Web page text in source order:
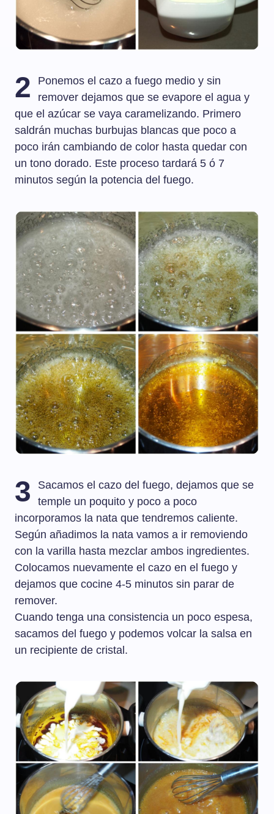
2
Ponemos el cazo a fuego medio y sin
remover dejamos que se evapore el agua y
que el azúcar se vaya caramelizando. Primero
saldrán muchas burbujas blancas que poco a
poco irán cambiando de color hasta quedar con
un tono dorado. Este proceso tardará 5 ó 7
minutos según la potencia del fuego.
3
Sacamos el cazo del fuego, dejamos que se
temple un poquito y poco a poco
incorporamos la nata que tendremos caliente.
Según añadimos la nata vamos a ir removiendo
con la varilla hasta mezclar ambos ingredientes.
Colocamos nuevamente el cazo en el fuego y
dejamos que cocine 4-5 minutos sin parar de
remover.
Cuando tenga una consistencia un poco espesa,
sacamos del fuego y podemos volcar la salsa en
un recipiente de cristal.